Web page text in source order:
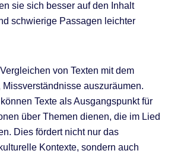
sie sich besser auf den Inhalt
schwierige Passagen leichter
von Texten mit dem
auszuräumen.
Texte als Ausgangspunkt für
über Themen dienen, die im Lied
Dies fördert nicht nur das
Kontexte, sondern auch